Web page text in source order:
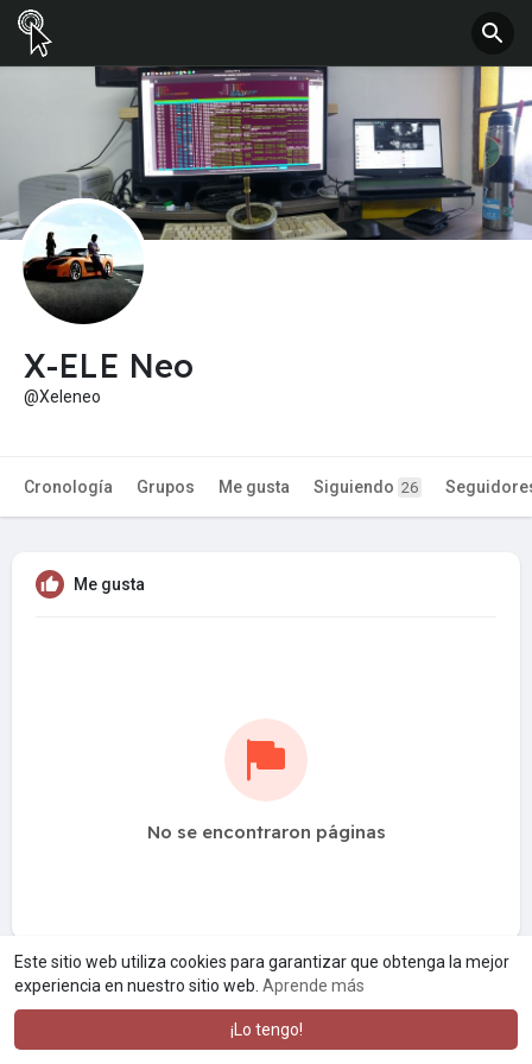
Este sitio web utiliza cookies para garantizar que obtenga la mejor
experiencia en nuestro sitio web. Aprende más
¡Lo tengo!
X-ELE Neo
@Xeleneo
Cronología Grupos Me gusta Siguiendo 26
Me gusta
No se encontraron páginas